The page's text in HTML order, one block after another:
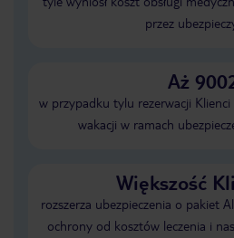
przez
Aż
w przypadku tylu rezerwacji
wakacji w ramach
Większość
rozszerza ubezpieczenia o pakiet
ochrony od kosztów leczenia i